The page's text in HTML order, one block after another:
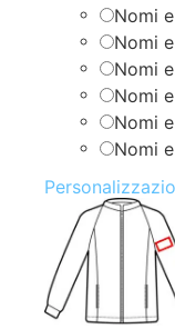
Nomi
Nomi
Nomi
Nomi
Nomi
Nomi